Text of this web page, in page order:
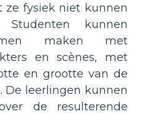
ze fysiek niet kunnen
Studenten kunnen
maken met
en scènes, met
en grootte van de
De leerlingen kunnen
de resulterende